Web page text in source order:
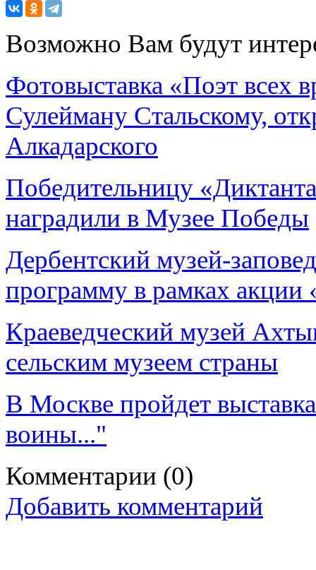
Возможно Вам будут
Фотовыставка «Поэт всех
Сулейману Стальскому,
Алкадарского
Победительницу
наградили в Музее Победы
Дербентский музей-
программу в рамках акции
Краеведческий музей
сельским музеем страны
В Москве пройдет
воины..."
Комментарии (0)
Добавить комментарий